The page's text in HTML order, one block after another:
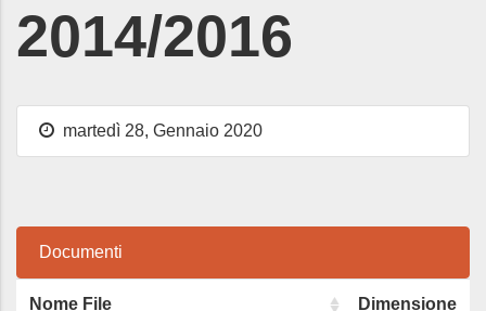
2014/2016
martedì 28, Gennaio 2020
Documenti
Nome File Dimensione